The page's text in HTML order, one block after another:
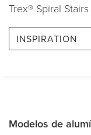
Trex® Spiral Stairs
INSPIRATION
Modelos de